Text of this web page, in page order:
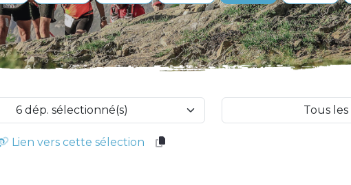
6 dép. sélectionné(s) Tous
Lien vers cette sélection